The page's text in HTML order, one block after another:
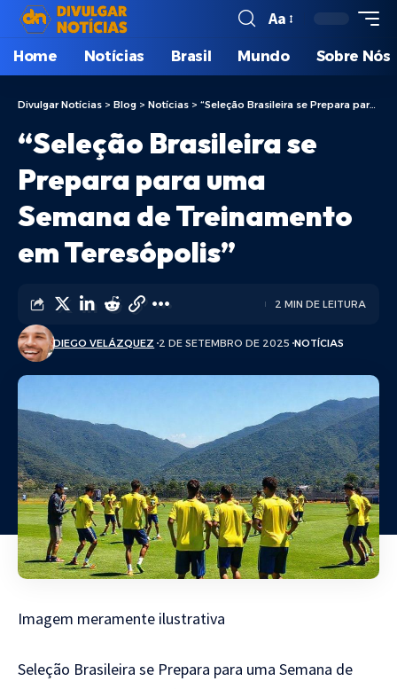
Aa
Home Notícias Brasil Mundo Sobre Nós
Divulgar Notícias > Blog > Notícias > “Seleção Brasileira se Prepara para uma Semana de Treinamento em Teresópolis”
“Seleção Brasileira se
Prepara para uma
Semana de Treinamento
em Teresópolis”
DIEGO VELÁZQUEZ 2 DE SETEMBRO DE 2025 NOTÍCIAS
2 MIN DE LEITURA
Imagem meramente ilustrativa
Seleção Brasileira se Prepara para uma Semana de